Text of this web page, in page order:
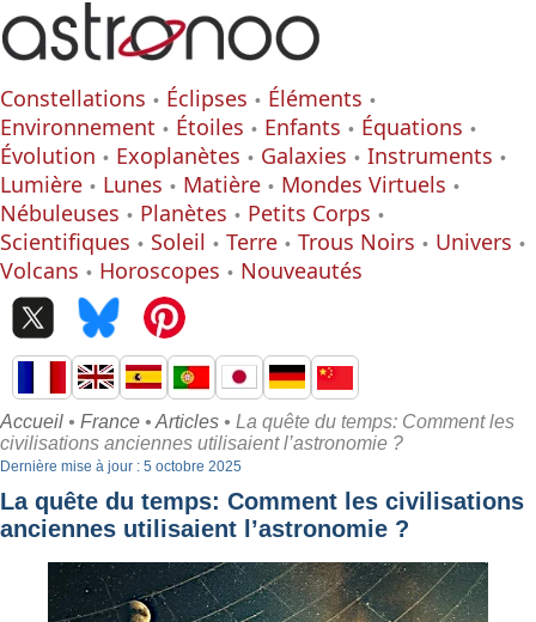
Constellations Éclipses
Éléments
Environnement
Étoiles Enfants
Équations
Évolution
Exoplanètes Galaxies
Instruments
Lumière
Lunes Matière
Mondes Virtuels
Nébuleuses
Planètes
Petits Corps
Scientifiques
Soleil Terre Trous Noirs
Univers
Volcans
Horoscopes Nouveautés
Accueil • France • Articles • La quête du temps: Comment les
civilisations anciennes utilisaient l’astronomie ?
Dernière mise à jour : 5 octobre 2025
La quête du temps: Comment les civilisations
anciennes utilisaient l’astronomie ?